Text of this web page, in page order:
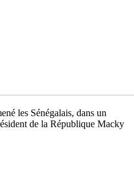
les Sénégalais, dans un
de la République Macky